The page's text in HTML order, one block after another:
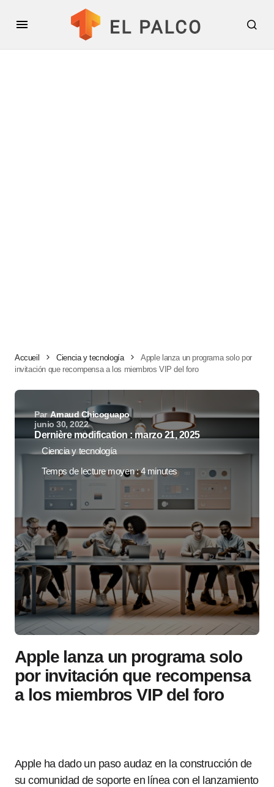
Accueil Ciencia y tecnología
Apple lanza un programa solo por
invitación que recompensa a los miembros VIP del foro
Par Arnaud Chicoguapo
junio 30, 2022
Dernière modification : marzo 21, 2025
Ciencia y tecnología
Temps de lecture moyen : 4 minutes
Apple lanza un programa solo
por invitación que recompensa
a los miembros VIP del foro
Apple ha dado un paso audaz en la construcción de
su comunidad de soporte en línea con el lanzamiento